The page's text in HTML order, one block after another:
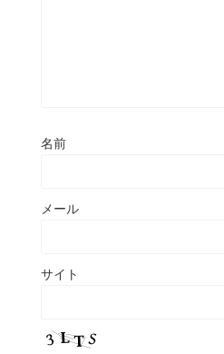
名前
メール
サイト